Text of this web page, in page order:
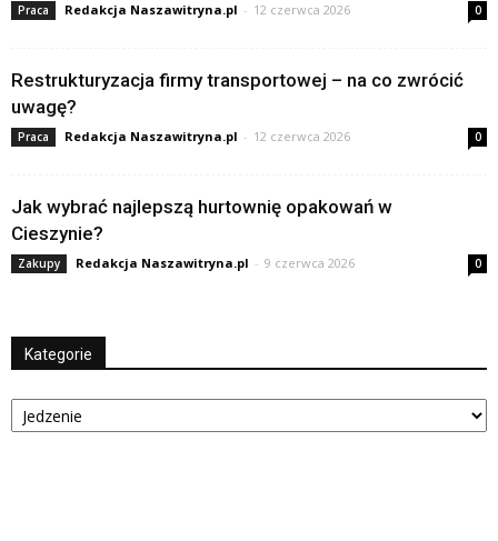
Praca Redakcja Naszawitryna.pl - 12 czerwca 2026 0
Restrukturyzacja firmy transportowej – na co zwrócić
uwagę?
Praca Redakcja Naszawitryna.pl - 12 czerwca 2026 0
Jak wybrać najlepszą hurtownię opakowań w
Cieszynie?
Zakupy Redakcja Naszawitryna.pl - 9 czerwca 2026 0
Kategorie
Kategorie